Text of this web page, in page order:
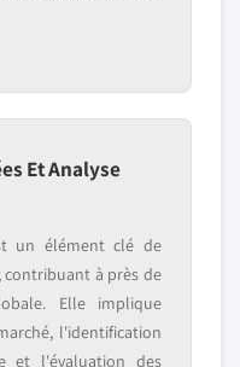
Et Analyse
un élément clé de
contribuant à près de
Elle implique
l'identification
et l'évaluation des